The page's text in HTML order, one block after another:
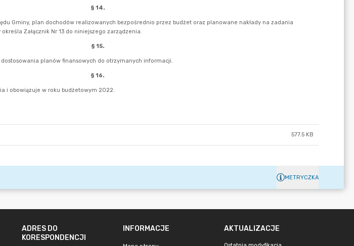
577.5 KB
METRYCZKA
ADRES DO
KORESPONDENCJI
INFORMACJE AKTUALIZACJE